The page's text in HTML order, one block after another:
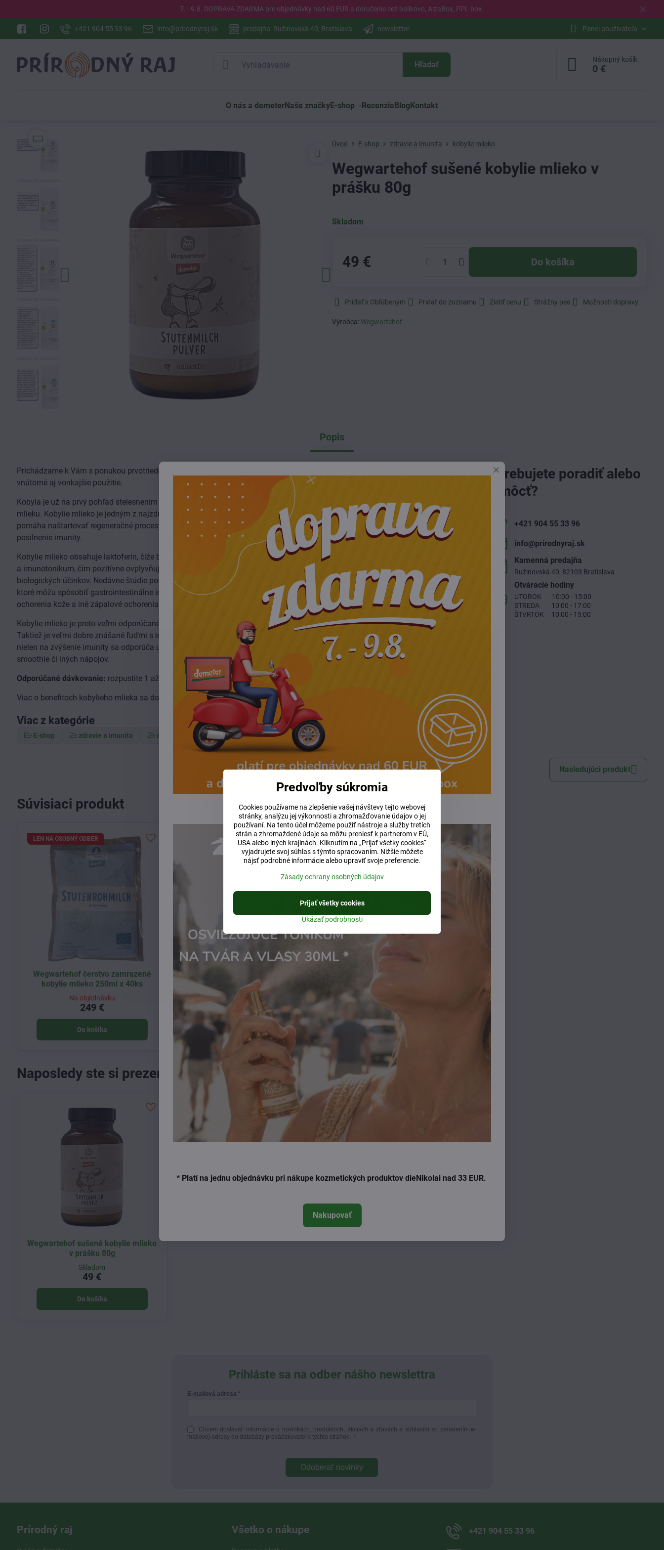
✕
7. - 9.8. DOPRAVA ZDARMA pre objednávky nad 60 EUR a doručenie cez balíkovo, AlzaBox, PPL box.
+421 904 55 33 96 info@prirodnyraj.sk predajňa: Ružinovská 40, Bratislava newsletter Panel používateľa
Hľadať
Nákupný košík
0 €
O nás a demeterNaše značkyE-shop RecenzieBlogKontakt
Úvod E-shop zdravie a imunita kobylie mlieko
Wegwartehof sušené kobylie mlieko v
prášku 80g
Skladom
49 € Do košíka
Pridať k Obľúbeným Pridať do zoznamu Zistiť cenu Strážny pes Možnosti dopravy
Výrobca: Wegwartehof
Popis
Prichádzame k Vám s ponukou prvotriedneho sušeného kobylieho mlieka v tej najvyššej kvalite demeter, ktoré je určené na
vnútorné aj vonkajšie použitie.
Kobyla je už na prvý pohľad stelesnením krásy, vitality, jemnosti a ušľachtilosti. Tieto výnimočné vlastnosti sa odrážajú aj v jej
mlieku. Kobylie mlieko je jedným z najzdravších a najvýživnejších nápojov aké nám príroda dáva. Preniká priamo do bunky, čím jej
pomáha naštartovať regeneračné procesy. Svojim zložením je najbližšie nášmu materskému mlieku, čiže je vynikajúce na
posilnenie imunity.
Kobylie mlieko obsahuje laktoferín, čiže bielkovinu, ktorá sa nachádza i v materskom mlieku. Funguje ako prirodzené antibiotikum
a imunotonikum, čím pozitívne ovplyvňuje autoimunitné poruchy, ako je psoriáza, akné a ekzémy. Proteín má celý rad
biologických účinkov. Nedávne štúdie poukazujú na to, že laktoferín chráni pred rotavírusmi, salmonelou a e. coli, čo sú baktérie,
ktoré môžu spôsobiť gastrointestinálne infekcie a hnačky. Bolo klinicky dokázané, že laktoferín má pozitívny vplyv aj na zápalové
ochorenia kože a iné zápalové ochorenia.
Kobylie mlieko je preto veľmi odporúčané aj onkologickým pacientom. Je tak univerzálne, že sa môže podávať aj novorodencom.
Taktiež je veľmi dobre znášané ľuďmi s intoleranciami a alergiami na kravské či iné druhy mlieka. Je ľahučko stráviteľné. Ako kúra
nielen na zvýšenie imunity sa odporúča užiť tri balenia po dobu 40 dní. Môžete ho pridávať taktiež aj do raňajkových kaší,
smoothie či iných nápojov.
Odporúčané dávkovanie: rozpustite 1 až 2 čajové lyžičky v 250 ml vody. Podľa potreby 1 až 2 krát denne.
Viac o benefitoch kobylieho mlieka sa dočítate na našomblogu.
Viac z kategórie
E-shop zdravie a imunita dospelí trávenie kobylie mlieko potraviny zdravé nápoje deti
Potrebujete poradiť alebo
pomôcť?
+421 904 55 33 96
info​@prirodnyraj​.sk
Kamenná predajňa
Ružinovská 40, 82103 Bratislava
Otváracie hodiny
UTOROK 10:00 - 15:00
STREDA 10:00 - 17:00
ŠTVRTOK 10:00 - 15:00
Nasledujúci produkt
Súvisiaci produkt
LEN NA OSOBNÝ ODBER
Wegwartehof čerstvo zamrazené
kobylie mlieko 250ml x 40ks
Na objednávku
249 €
Do košíka
Naposledy ste si prezerali
Wegwartehof sušené kobylie mlieko
v prášku 80g
Skladom
49 €
Do košíka
Prihláste sa na odber nášho newslettra
E-mailová adresa
Chcem dostávať informácie o novinkách, produktoch, akciách a zľavách a súhlasím so zaradením e-
mailovej adresy do databázy prevádzkovateľa týchto stránok.
*
Odoberať novinky
Prírodný raj Všetko o nákupe +421 904 55 33 96
Predvoľby súkromia
Cookies používame na zlepšenie vašej návštevy tejto webovej
stránky, analýzu jej výkonnosti a zhromažďovanie údajov o jej
používaní. Na tento účel môžeme použiť nástroje a služby tretích
strán a zhromaždené údaje sa môžu preniesť k partnerom v EÚ,
USA alebo iných krajinách. Kliknutím na „Prijať všetky cookies“
vyjadrujete svoj súhlas s týmto spracovaním. Nižšie môžete
nájsť podrobné informácie alebo upraviť svoje preferencie.
Zásady ochrany osobných údajov
Ukázať podrobnosti
Prijať všetky cookies
* Platí na jednu objednávku pri nákupe kozmetických produktov dieNikolai nad 33 EUR.
Nakupovať